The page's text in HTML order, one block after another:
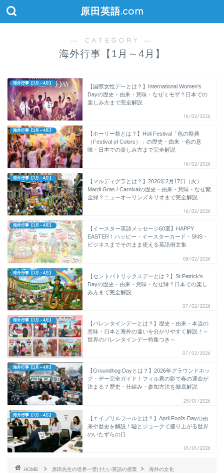
原田英語.com
― CATEGORY ―
海外行事【1月～4月】
海外行事【1月～4月】
【国際女性デーとは？】International Women's
Dayの歴史・由来・意味・なぜミモザ？日本での
楽しみ方まで完全解説
16/02/2026
海外行事【1月～4月】
【ホーリー祭とは？】Holi Festival「色の祭典
（Festival of Colors）」の歴史・由来・色の意
味・日本での楽しみ方まで完全解説
16/02/2026
海外行事【1月～4月】
【マルディグラとは？】2026年2月17日（火）
Mardi Gras / Carnivalの歴史・由来・意味・なぜ紫
金緑？ニューオーリンズ＆リオまで完全解説
16/02/2026
海外行事【1月～4月】
【イースター英語メッセージ60選】HAPPY
EASTER！ハッピー・イースターカード・SNS・
ビジネスまでそのまま使える英語例文集
08/02/2026
海外行事【1月～4月】
【セントパトリックスデーとは？】St.Patrick's
Dayの歴史・由来・意味・なぜ緑？日本での楽し
み方まで完全解説
07/02/2026
海外行事【1月～4月】
【バレンタインデーとは？】歴史・由来・本当の
意味・日本と海外の違いを分かりやすく解説！～
世界のバレンタインデー特集つき～
07/02/2026
海外行事【1月～4月】
【Groundhog Dayとは？】2026年グラウンドホッ
グ・デー完全ガイド！フィル君の影で春の運命が
決まる？歴史・仕組み・参加方法を徹底解説
25/01/2026
海外行事【1月～4月】
【エイプリルフールとは？】April Fool's Dayの由
来や歴史を解説！嘘とジョークで盛り上がる世界
のいたずらの日
01/01/2026
HOME 原田先生の世界一受けたい英語の授業
海外の文化